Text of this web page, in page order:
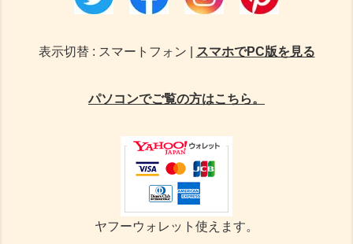
表示切替 : スマートフォン | スマホでPC版を見る
パソコンでご覧の方はこちら。
ヤフーウォレット使えます。